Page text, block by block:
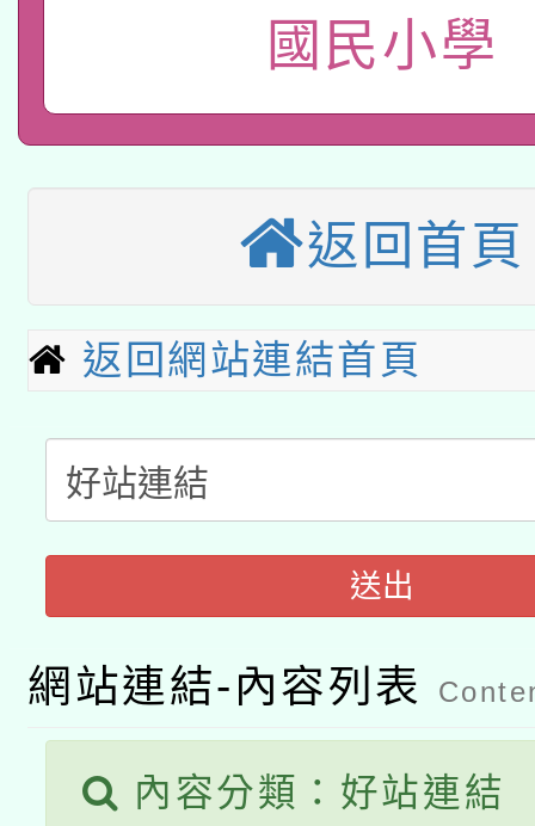
業技術研究院辦理「
動」
115年8月22日(星期六
桃園市孔廟祈福系列
開 智慧啟航」
2026年桃園地景藝術
本校115學年度第2次
招甄選結果公告(無人
招)
適應運動共學行動站研
本館辦理115年度閱讀
暨閱讀推動專業研習
科技賦能─人工智慧
「數位內容與教學軟體
有關大陸委員會函釋公
薪期間赴陸應申請許可
轉知經濟部水利署委託
業技術研究院辦理「
用水績優單位及節水達
動」
115年8月22日(星期六
桃園市孔廟祈福系列
開 智慧啟航」
2026年桃園地景藝術
國民小學
返回首頁
返回網站連結首頁
送出
網站連結-內容列表
內容分類：好站連結